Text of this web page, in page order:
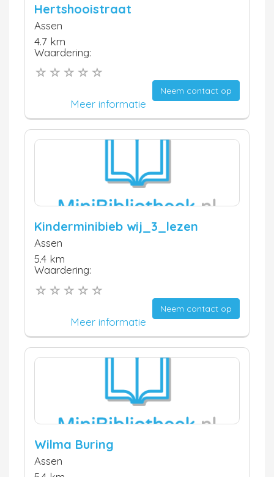
Hertshooistraat
Assen
4.7 km
Waardering:
Neem contact op
Meer informatie
Kinderminibieb wij_3_lezen
Assen
5.4 km
Waardering:
Neem contact op
Meer informatie
Wilma Buring
Assen